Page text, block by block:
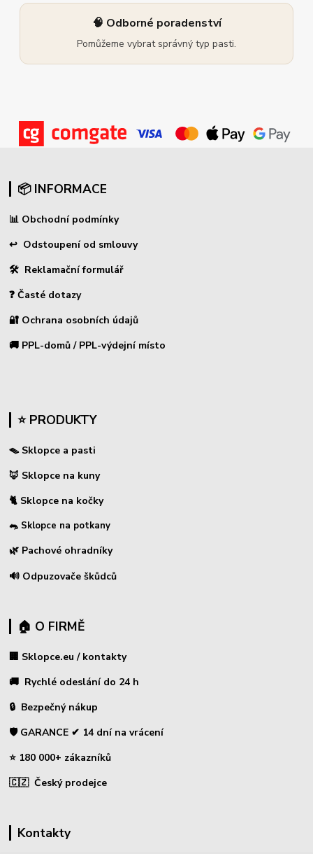
🧠 Odborné poradenství
Pomůžeme vybrat správný typ pasti.
📦 INFORMACE
📊 Obchodní podmínky
↩ Odstoupení od smlouvy
🛠 Reklamační formulář
❓ Časté dotazy
🔐 Ochrana osobních údajů
🚚 PPL-domů / PPL-výdejní místo
⭐ PRODUKTY
🪤 Sklopce a pasti
🦊 Sklopce na kuny
🐈 Sklopce na kočky
🐀 Sklopce na potkany
🌿 Pachové ohradníky
🔊 Odpuzovače škůdců
🏠 O FIRMĚ
🏢 Sklopce.eu / kontakty
🚚 Rychlé odeslání do 24 h
🔒 Bezpečný nákup
🛡️ GARANCE ✔ 14 dní na vrácení
⭐ 180 000+ zákazníků
🇨🇿 Český prodejce
Kontakty